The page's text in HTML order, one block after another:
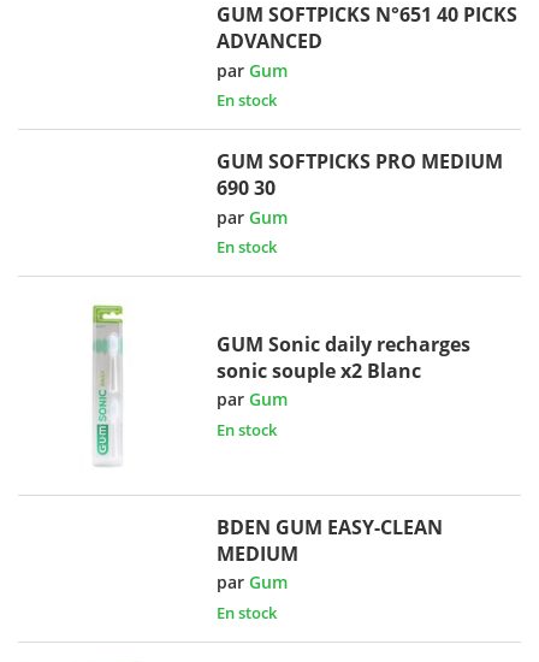
GUM SOFTPICKS N°651 40 PICKS
ADVANCED
parGum
En stock
GUM SOFTPICKS PRO MEDIUM
690 30
parGum
En stock
GUM Sonic daily recharges
sonic souple x2 Blanc
parGum
En stock
BDEN GUM EASY-CLEAN
MEDIUM
parGum
En stock